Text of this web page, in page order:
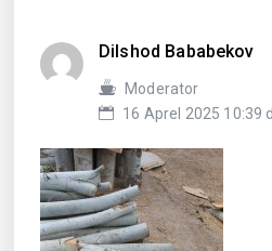
Dilshod Bababekov
Moderator
16 Aprel 2025 10:39